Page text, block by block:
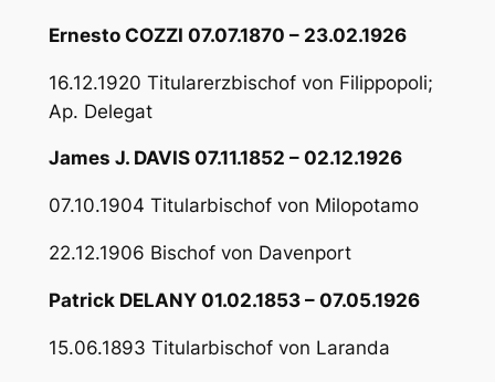
Ernesto COZZI 07.07.1870 – 23.02.1926
16.12.1920 Titularerzbischof von Filippopoli;
Ap. Delegat
James J. DAVIS 07.11.1852 – 02.12.1926
07.10.1904 Titularbischof von Milopotamo
22.12.1906 Bischof von Davenport
Patrick DELANY 01.02.1853 – 07.05.1926
15.06.1893 Titularbischof von Laranda